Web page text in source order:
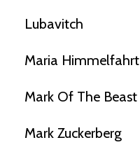
Lubavitch
Maria Himmelfahrt
Mark Of The Beast
Mark Zuckerberg